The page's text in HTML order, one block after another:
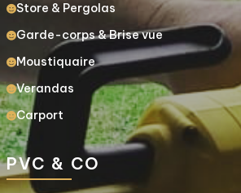
Store & Pergolas
Garde-corps & Brise vue
Moustiquaire
Verandas
Carport
PVC & CO